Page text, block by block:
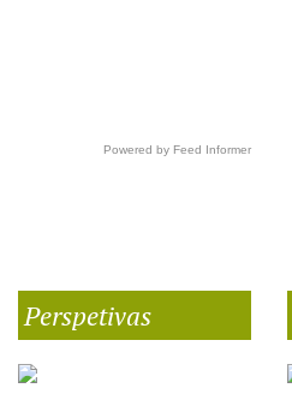
Powered by Feed Informer
Perspetivas